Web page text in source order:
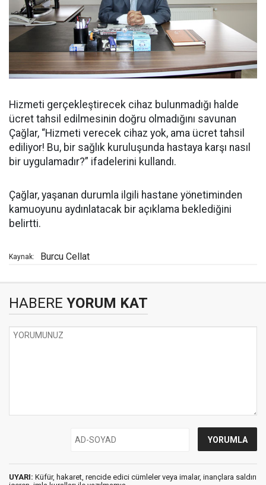
Hizmeti gerçekleştirecek cihaz bulunmadığı halde
ücret tahsil edilmesinin doğru olmadığını savunan
Çağlar, “Hizmeti verecek cihaz yok, ama ücret tahsil
ediliyor! Bu, bir sağlık kuruluşunda hastaya karşı nasıl
bir uygulamadır?” ifadelerini kullandı.
Çağlar, yaşanan durumla ilgili hastane yönetiminden
kamuoyunu aydınlatacak bir açıklama beklediğini
belirtti.
Kaynak: Burcu Cellat
HABERE YORUM KAT
UYARI: Küfür, hakaret, rencide edici cümleler veya imalar, inançlara saldırı